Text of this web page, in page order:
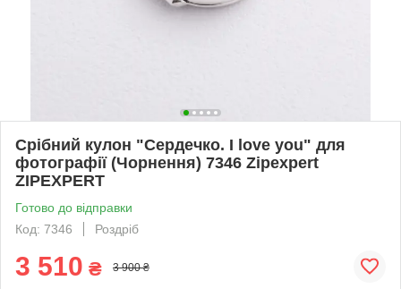
Срібний кулон "Сердечко. I love you" для
фотографії (Чорнення) 7346 Zipexpert
ZIPEXPERT
Готово до відправки
Код: 7346
Роздріб
3 510 ₴ 3 900 ₴